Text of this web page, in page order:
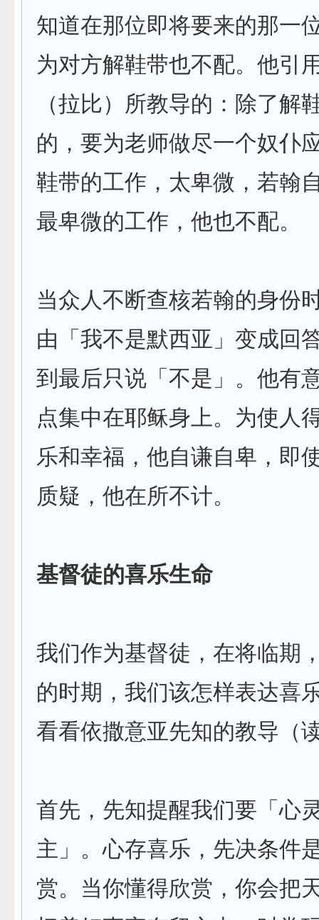
知道在那位即将要来的那一
为对方解鞋带也不配。他引
（拉比）所教导的：除了解
的，要为老师做尽一个奴仆
鞋带的工作，太卑微，若翰
最卑微的工作，他也不配。
当众人不断查核若翰的身份
由「我不是默西亚」变成回
到最后只说「不是」。他有
点集中在耶稣身上。为使人
乐和幸福，他自谦自卑，即
质疑，他在所不计。
基督徒的喜乐生命
我们作为基督徒，在将临期
的时期，我们该怎样表达喜
看看依撒意亚先知的教导（
首先，先知提醒我们要「心
主」。心存喜乐，先决条件
赏。当你懂得欣赏，你会把